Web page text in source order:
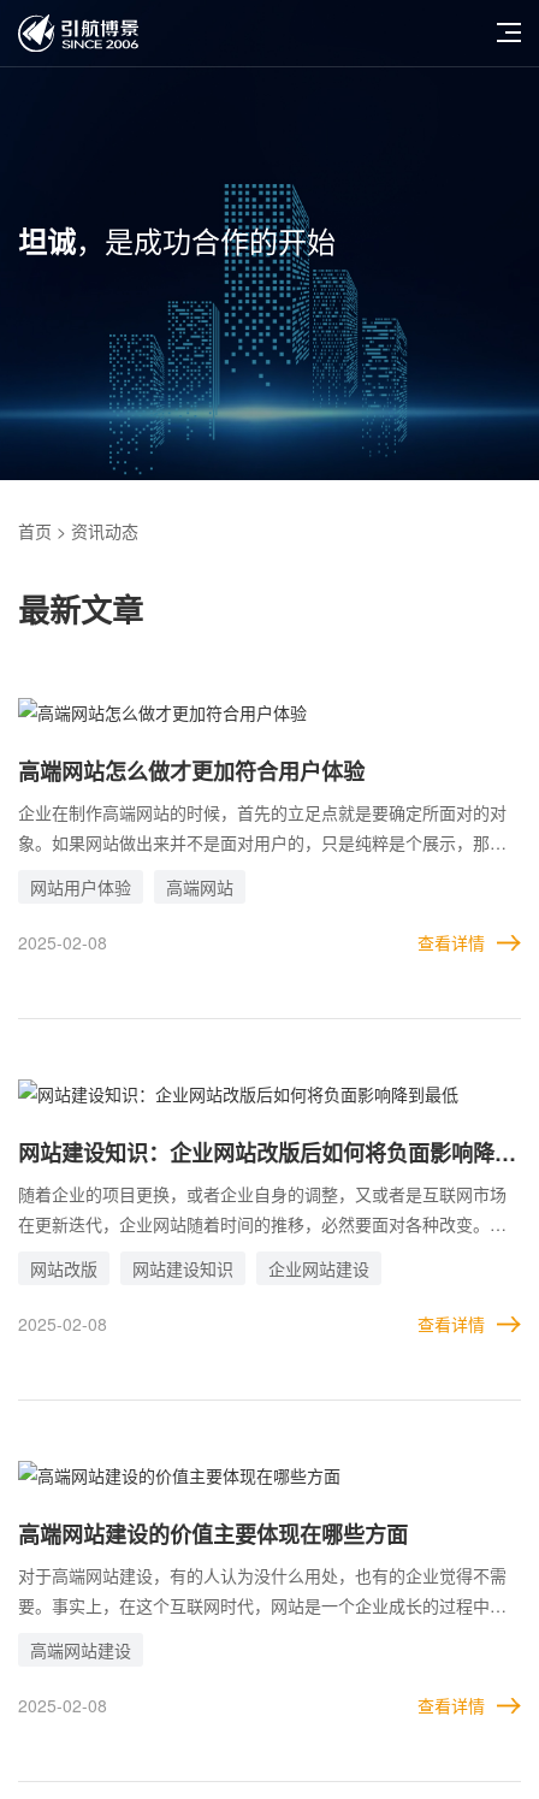
坦诚，是成功合作的开始
首页 > 资讯动态
最新文章
高端网站怎么做才更加符合用户体验
企业在制作高端网站的时候，首先的立足点就是要确定所面对的对
象。如果网站做出来并不是面对用户的，只是纯粹是个展示，那就
的，获取更多有效的客户。那么在建设高端网站时，就必须要站在
用户的立场，从用户体验角度出发，对网站进行调整。 只有让网站
作。
网站用户体验 高端网站
2025-02-08 查看详情
网站建设知识：企业网站改版后如何将负面影响降到
最低
随着企业的项目更换，或者企业自身的调整，又或者是互联网市场
在更新迭代，企业网站随着时间的推移，必然要面对各种改变。而
的改版，就相当于把以前设定好的东西抛弃，然后换上新的。但是
如此一来，旧的内容如何处理就成了关键。要是处理不好，很有可
旧的内容，给了相应的排名或流量。如果改版后旧的消失了，等于
怎样的恶劣印象。
网站改版 网站建设知识 企业网站建设
2025-02-08 查看详情
高端网站建设的价值主要体现在哪些方面
对于高端网站建设，有的人认为没什么用处，也有的企业觉得不需
要。事实上，在这个互联网时代，网站是一个企业成长的过程中，
业进行考察。而官网，就是企业的重点考察对象。如果一个企业的
网站本身都破烂不堪，毫无亮点，用户在访问之后，自然也不可能
业，看到的是破败不堪的办公室，又怎会选择与这样的公司合作。
高端网站建设
2025-02-08 查看详情